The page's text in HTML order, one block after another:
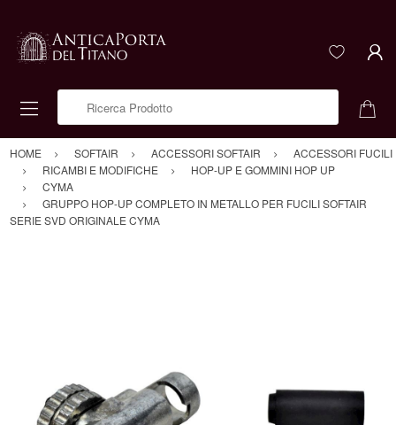
HOME SOFTAIR ACCESSORI SOFTAIR
ACCESSORI FUCILI
RICAMBI E MODIFICHE
HOP-UP E GOMMINI HOP UP
CYMA
GRUPPO HOP-UP COMPLETO IN METALLO PER FUCILI SOFTAIR
SERIE SVD ORIGINALE CYMA